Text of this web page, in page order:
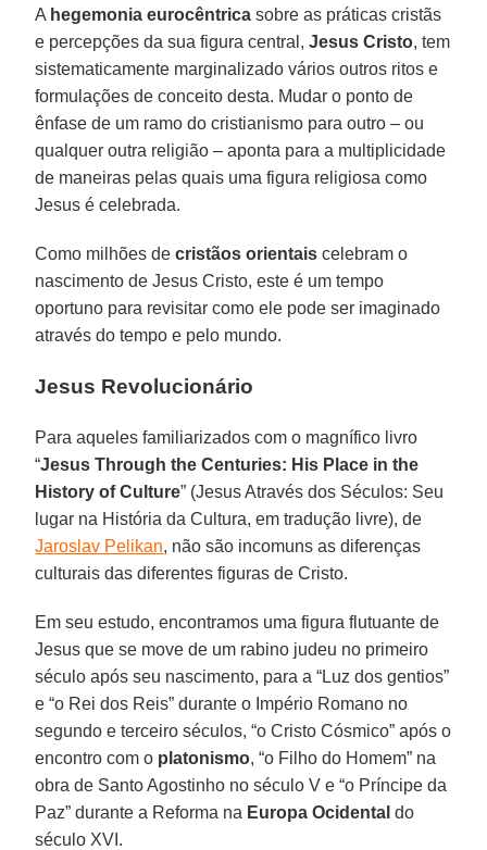
A hegemonia eurocêntrica sobre as práticas cristãs
e percepções da sua figura central,Jesus Cristo, tem
sistematicamente marginalizado vários outros ritos e
formulações de conceito desta. Mudar o ponto de
ênfase de um ramo do cristianismo para outro – ou
qualquer outra religião – aponta para a multiplicidade
de maneiras pelas quais uma figura religiosa como
Jesus é celebrada.
Como milhões decristãos orientais celebram o
nascimento de Jesus Cristo, este é um tempo
oportuno para revisitar como ele pode ser imaginado
através do tempo e pelo mundo.
Jesus Revolucionário
Para aqueles familiarizados com o magnífico livro
“Jesus Through the Centuries: His Place in the
History of Culture” (Jesus Através dos Séculos: Seu
lugar na História da Cultura, em tradução livre), de
Jaroslav Pelikan, não são incomuns as diferenças
culturais das diferentes figuras de Cristo.
Em seu estudo, encontramos uma figura flutuante de
Jesus que se move de um rabino judeu no primeiro
século após seu nascimento, para a “Luz dos gentios”
e “o Rei dos Reis” durante o Império Romano no
segundo e terceiro séculos, “o Cristo Cósmico” após o
encontro com o platonismo, “o Filho do Homem” na
obra de Santo Agostinho no século V e “o Príncipe da
Paz” durante a Reforma na Europa Ocidental do
século XVI.